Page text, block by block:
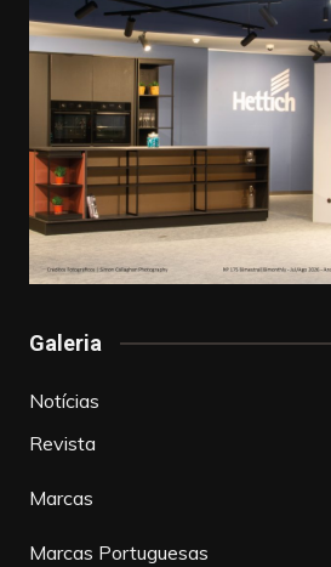
Galeria
Notícias
Revista
Marcas
Marcas Portuguesas